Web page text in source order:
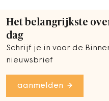
Het belangrijkste
dag
Schrijf je in voor de
nieuwsbrief
aanmelden